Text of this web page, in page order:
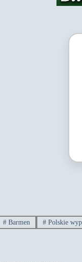
# Barmen # Polskie